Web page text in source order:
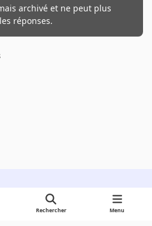
archivé et ne peut plus
réponses.
Rechercher Menu